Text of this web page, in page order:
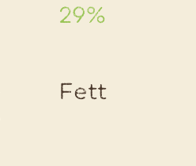
29%
Fett